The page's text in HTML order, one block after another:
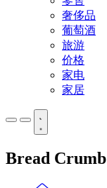
奢侈品
葡萄酒
旅游
价格
家电
家居
Bread Crumb